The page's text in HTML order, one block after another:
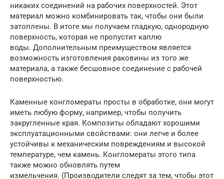
никаких соединений на рабочих поверхностей. Этот
материал можно комбинировать так, чтобы они были
затоплены. В итоге мы получаем гладкую, однородную
поверхность, которая не пропустит каплю
воды. Дополнительным преимуществом является
возможность изготовления раковины из того же
материала, а также бесшовное соединение с рабочей
поверхностью.
Каменные конгломераты просты в обработке, они могут
иметь любую форму, например, чтобы получить
закругленные края. Композиты обладают хорошими
эксплуатационными свойствами: они легче и более
устойчивы к механическим повреждениям и высокой
температуре, чем камень. Конгломераты этого типа
также можно обновлять путем
измельчения. (Производители следят за тем, чтобы этот